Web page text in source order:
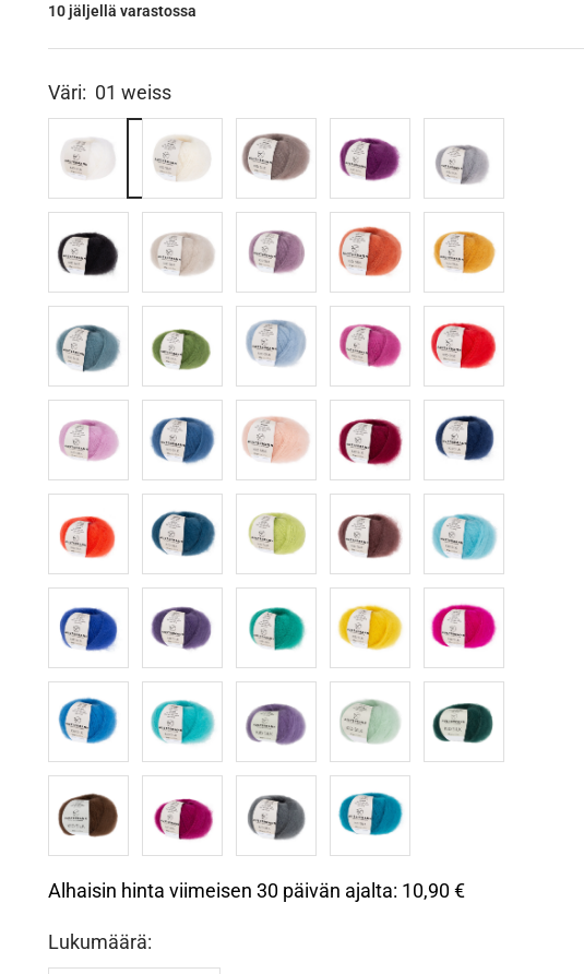
10 jäljellä varastossa
Väri: 01 weiss
weiss
10
natur
15
taupe
17
brombeer
silber
schwarz
hanf
mauve
25
kuerbis
26
curry
27
topas
absinth
29
rauchblau
30
pink
lipstick
31
mohn
rose
37
taubenblau
38
apricot
39
wein
04
marine
melone
21
dunkelpetrol
22
birke
32
maroni
pool
34
royal
36
pflaume
smaragd
41
gelb
43
cyclam
45
blau
46
türkis
flieder
48
mint
dunkelgruen
cognac
fuchsie
grau
09
lagune
Alhaisin hinta viimeisen 30 päivän ajalta: 10,90 €
Lukumäärä: